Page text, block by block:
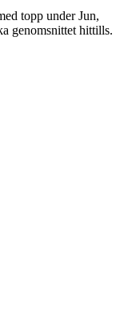
topp under Jun,
genomsnittet hittills.